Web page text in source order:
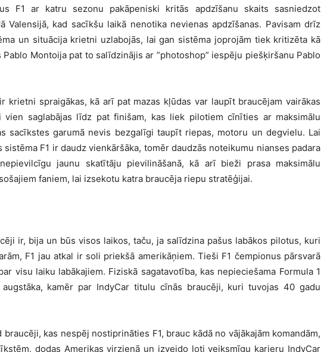
F1 ar katru sezonu pakāpeniski kritās apdzīšanu skaits sasniedzot
Valensijā, kad sacīkšu laikā nenotika nevienas apdzīšanas. Pavisam drīz
un situācija krietni uzlabojās, lai gan sistēma joprojām tiek kritizēta kā
Pablo Montoija pat to salīdzinājis ar ”photoshop” iespēju piešķiršanu Pablo
krietni spraigākas, kā arī pat mazas kļūdas var laupīt braucējam vairākas
vien saglabājas līdz pat finišam, kas liek pilotiem cīnīties ar maksimālu
sacīkstes garumā nevis bezgalīgi taupīt riepas, motoru un degvielu. Lai
sistēma F1 ir daudz vienkāršāka, tomēr daudzās noteikumu nianses padara
jaunu skatītāju pievilināšanā, kā arī bieži prasa maksimālu
faniem, lai izsekotu katra braucēja riepu stratēģijai.
ir, bija un būs visos laikos, taču, ja salīdzina pašus labākos pilotus, kuri
F1 jau atkal ir soli priekšā amerikāņiem. Tieši F1 čempionus pārsvarā
visu laiku labākajiem. Fiziskā sagatavotība, kas nepieciešama Formula 1
kamēr par IndyCar titulu cīnās braucēji, kuri tuvojas 40 gadu
kas nespēj nostiprināties F1, brauc kādā no vājākajām komandām,
dodas Amerikas virzienā un izveido ļoti veiksmīgu karjeru IndyCar